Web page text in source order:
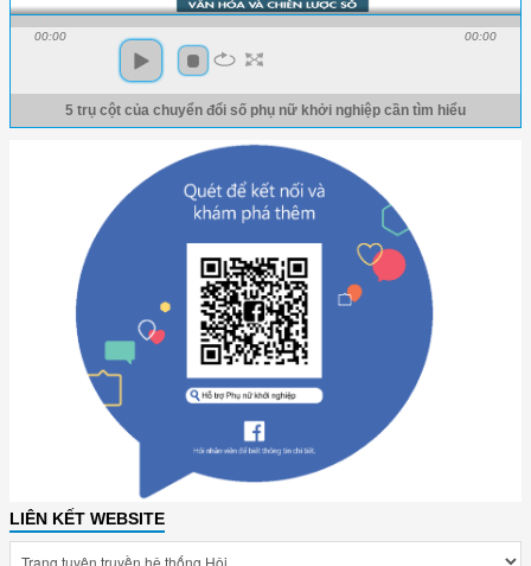
00:00 00:00
5 trụ cột của chuyển đổi số phụ nữ khởi nghiệp cần tìm hiểu
LIÊN KẾT WEBSITE